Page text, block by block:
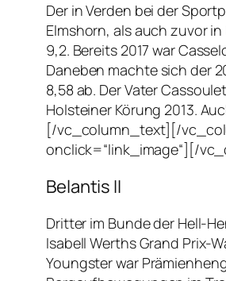
Der in Verden bei der
Elmshorn, als auch zuvor
9,2. Bereits 2017 war
Daneben machte sich der
8,58 ab. Der Vater
Holsteiner Körung 2013.
[/vc_column_text][/
onclick=“link_image“][/
Belantis II
Dritter im Bunde der Hell-
Isabell Werths Grand Prix-
Youngster war